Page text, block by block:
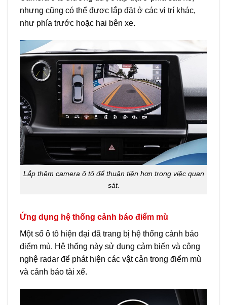
nhưng cũng có thể được lắp đặt ở các vị trí khác,
như phía trước hoặc hai bên xe.
Lắp thêm camera ô tô để thuận tiện hơn trong việc quan
sát.
Ứng dụng hệ thống cảnh báo điểm mù
Một số ô tô hiện đại đã trang bị hệ thống cảnh báo
điểm mù. Hệ thống này sử dụng cảm biến và công
nghệ radar để phát hiện các vật cản trong điểm mù
và cảnh báo tài xế.